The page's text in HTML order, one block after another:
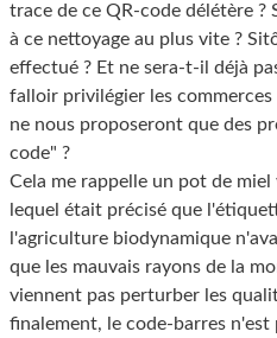
trace de ce QR-code délétère
à ce nettoyage au plus vite ?
effectué ? Et ne sera-t-il déjà
falloir privilégier les
ne nous proposeront que des
code" ?
Cela me rappelle un pot de
lequel était précisé que
l'agriculture biodynamique
que les mauvais rayons de la
viennent pas perturber les
finalement, le code-barres n'est